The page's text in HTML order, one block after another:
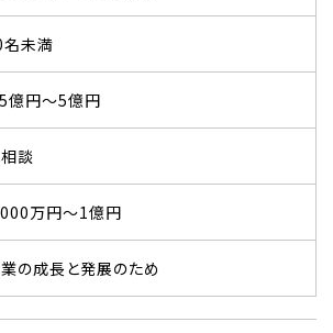
未満
億円～5億円
談
万円～1億円
の成長と発展のため